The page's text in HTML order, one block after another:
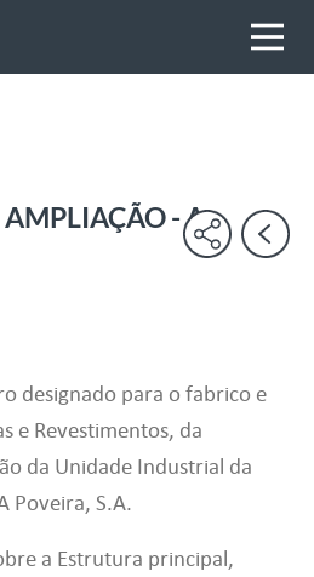
- A
designado para o fabrico e
e Revestimentos, da
da Unidade Industrial da
Poveira, S.A.
a Estrutura principal,